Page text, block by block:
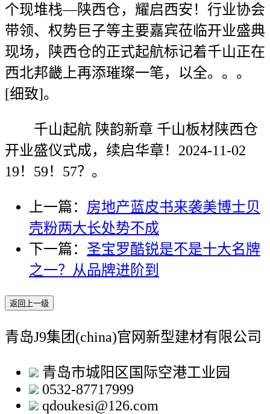
个现堆栈—陕西仓，耀启西安！行业协会
带领、权势巨子等主要嘉宾莅临开业盛典
现场，陕西仓的正式起航标记着千山正在
西北邦畿上再添璀璨一笔，以全。。。
[细致]。
千山起航 陕韵新章 千山板材陕西仓
开业盛仪式成，续启华章！2024-11-02
19！59！57？。
上一篇： 房地产蓝皮书来袭美博士贝
壳粉两大长处势不成
下一篇： 圣宝罗酷锐是不是十大名牌
之一？从品牌进阶到
返回上一级
青岛J9集团(china)官网新型建材有限公司
青岛市城阳区国际空港工业园
0532-87717999
qdoukesi@126.com